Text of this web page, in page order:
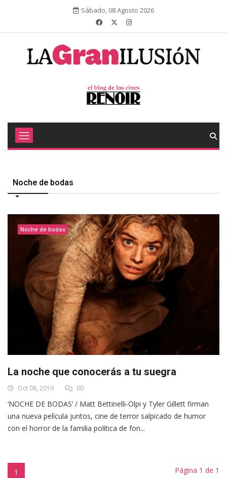
Sábado, 08 Agosto 2026
Noche de bodas
Noche de bodas
La noche que conocerás a tu suegra
Oct 08, 2019 00
‘NOCHE DE BODAS’ / Matt Bettinelli-Olpi y Tyler Gillett firman
una nueva película juntos, cine de terror salpicado de humor
con el horror de la familia política de fon...
1 Página 1 de 1